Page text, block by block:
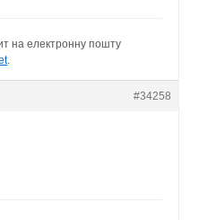
на електронну пошту
.
#34258